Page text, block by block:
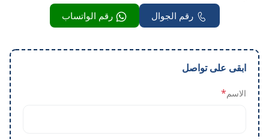
رقم الجوال
رقم الواتساب
ابقى على تواصل
الاسم*